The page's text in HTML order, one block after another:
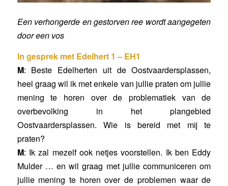
Een verhongerde en gestorven ree wordt aangegeten
door een vos
In gesprek met Edelhert 1 – EH1
M: Beste Edelherten uit de Oostvaardersplassen,
heel graag wil ik met enkele van jullie praten om jullie
mening te horen over de problematiek van de
overbevolking in het plangebied
Oostvaardersplassen. Wie is bereid met mij te
praten?
M: Ik zal mezelf ook netjes voorstellen. Ik ben Eddy
Mulder … en wil graag met jullie communiceren om
jullie mening te horen over de problemen waar de